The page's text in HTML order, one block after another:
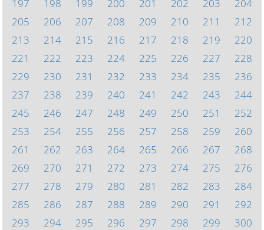
197
198 199 200 201 202 203
204
205
206 207 208 209 210 211
212
213
214 215 216 217 218 219
220
221
222 223 224 225 226 227
228
229
230 231 232 233 234 235
236
237
238 239 240 241 242 243
244
245
246 247 248 249 250 251
252
253
254 255 256 257 258 259
260
261
262 263 264 265 266 267
268
269
270 271 272 273 274 275
276
277
278 279 280 281 282 283
284
285
286 287 288 289 290 291
292
293
294 295 296 297 298 299
300